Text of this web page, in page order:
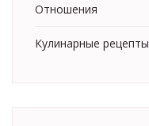
Отношения
Кулинарные рецепты